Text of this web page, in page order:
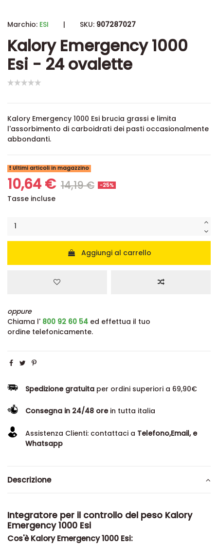
Marchio: ESI | SKU: 907287027
Kalory Emergency 1000
Esi - 24 ovalette
Kalory Emergency 1000 Esi brucia grassi e limita
l'assorbimento di carboidrati dei pasti occasionalmente
abbondanti.
Ultimi articoli in magazzino
10,64 € 14,19 € -25%
Tasse incluse
Aggiungi al carrello
oppure
Chiama l' 800 92 60 54 ed effettua il tuo
ordine telefonicamente.
Spedizione gratuita per ordini superiori a 69,90€
Consegna in 24/48 orein tutta italia
Assistenza Clienti: contattaci a Telefono,Email, e
Whatsapp
Descrizione
Integratore per il controllo del peso Kalory
Emergency 1000 Esi
Cos'è Kalory Emergency 1000 Esi: